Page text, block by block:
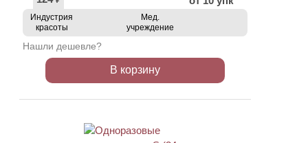
Индустрия
красоты
Мед.
учреждение
Нашли дешевле?
В корзину